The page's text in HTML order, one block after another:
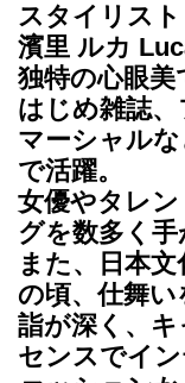
スタイリスト
濱里 ルカ
独特の心眼美
はじめ雑誌
マーシャル
で活躍。
女優やタレ
グを数多く手
また、日本
の頃、仕舞
詣が深く、
センスでイ